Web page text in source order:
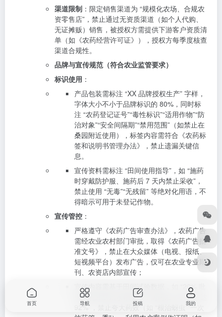
渠道限制 ：限定销售渠道为 “规模化农场、合规农
资零售店”，禁止通过无资质渠道（如个人代购、
无证摊贩）销售，被授权方需提供下游客户资质清
单（如《农药经营许可证》），授权方每季度核查
渠道合规性。
品牌与宣传规范（符合农业监管要求）
标识使用 ：
产品包装需标注 “XX 品牌授权生产” 字样，
字体大小不小于品牌标识的 80%，同时标
注 “农药登记证号”“毒性标识”“适用作物”“防
治对象”“安全间隔期”“禁用范围”（如禁止在
桑园附近使用），标签内容需符合《农药标
签和说明书管理办法》，禁止遗漏关键信
息。
宣传资料需标注 “田间使用指导”，如 “施药
时穿戴防护服、施药后 7 天内禁止采收”，
禁止使用 “无毒”“无残留” 等绝对化用语，不
得暗示可用于未登记作物。
宣传管控 ：
严格遵守《农药广告审查办法》，农药广告
需经农业农村部门审批，取得《农药广告批
准文号》，禁止在大众媒体（电视、报纸、
短视频平台）发布广告，仅可在农业专业期
刊、农资店内部宣传；
宣传内容需基于田间试验数据，如 “20% 吡
虫啉乳油防治水稻蚜虫，施药后 7 天防效达
92%”，禁止夸大药效（如 “根治蚜虫”“一次
首页 导航 投稿 我的